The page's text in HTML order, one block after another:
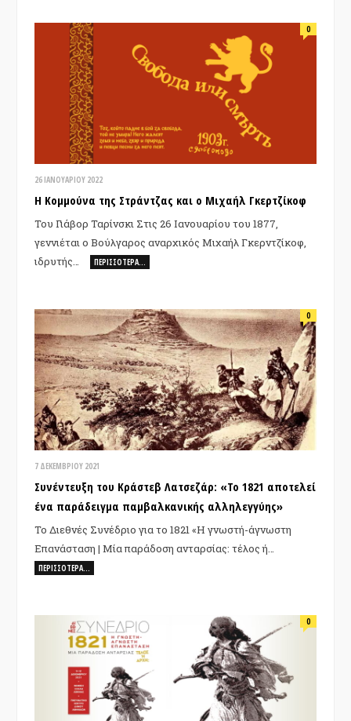
26 ΙΑΝΟΥΑΡΊΟΥ 2022
0
Η Κομμούνα της Στράντζας και ο Μιχαήλ Γκερτζίκοφ
Του Γιάβορ Ταρίνσκι Στις 26 Ιανουαρίου του 1877,
γεννιέται ο Βούλγαρος αναρχικός Μιχαήλ Γκερντζίκοφ,
ιδρυτής…
ΠΕΡΙΣΣΌΤΕΡΑ…
7 ΔΕΚΕΜΒΡΊΟΥ 2021
0
Συνέντευξη του Κράστεβ Λατσεζάρ: «To 1821 αποτελεί
ένα παράδειγμα παμβαλκανικής αλληλεγγύης»
Το Διεθνές Συνέδριο για το 1821 «Η γνωστή-άγνωστη
Επανάσταση | Μία παράδοση ανταρσίας: τέλος ή…
ΠΕΡΙΣΣΌΤΕΡΑ…
0